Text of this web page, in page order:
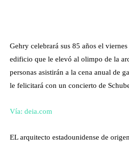
Gehry celebrará sus 85 años el
edificio que le elevó al olimpo de la
personas asistirán a la cena anual de
le felicitará con un concierto de
Vía: deia.com
EL arquitecto estadounidense de